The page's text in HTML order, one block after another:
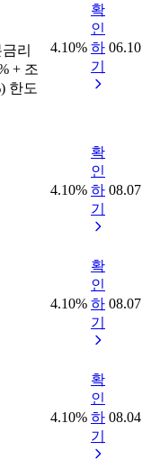
리
+ 조
한도
4.10%
확
인
하
기
06.10
4.10%
확
인
하
기
08.07
4.10%
확
인
하
기
08.07
4.10%
확
인
하
기
08.04